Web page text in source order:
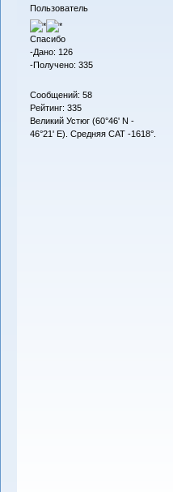
Пользователь
Спасибо
-Дано: 126
-Получено: 335
Сообщений: 58
Рейтинг: 335
Великий Устюг (60°46' N -
46°21' E). Средняя САТ -1618°.